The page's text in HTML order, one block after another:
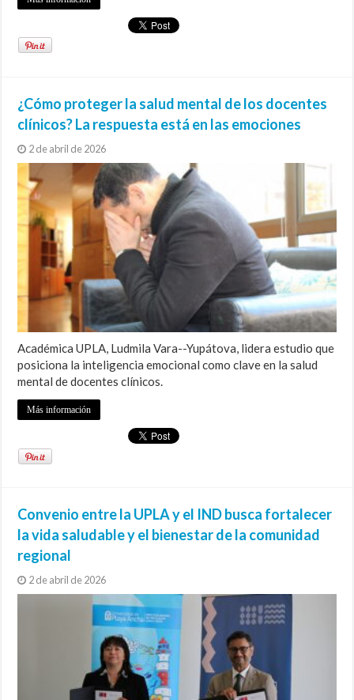
¿Cómo proteger la salud mental de los docentes
clínicos? La respuesta está en las emociones
2 de abril de 2026
Académica UPLA, Ludmila Vara--Yupátova, lidera estudio que
posiciona la inteligencia emocional como clave en la salud
mental de docentes clínicos.
Más información
Convenio entre la UPLA y el IND busca fortalecer
la vida saludable y el bienestar de la comunidad
regional
2 de abril de 2026